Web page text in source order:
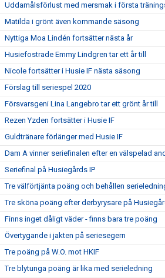
Uddamålsförlust med mersmak i första
Matilda i grönt även kommande säsong
Nyttiga Moa Lindén fortsätter nästa år
Husiefostrade Emmy Lindgren tar ett år till
Nicole fortsätter i Husie IF nästa säsong
Förslag till seriespel 2020
Försvarsgeni Lina Langebro tar ett grönt år till
Rezen Yzden fortsätter i Husie IF
Guldtränare förlänger med Husie IF
Dam A vinner seriefinalen efter en välspelad
Seriefinal på Husiegårds IP
Tre välförtjänta poäng och behållen
Tre sköna poäng efter derbyrysare på
Finns inget dåligt väder - finns bara tre poäng
Övertygande i jakten på seriesegern
Tre poäng på W.O. mot HKIF
Tre blytunga poäng är lika med serieledning